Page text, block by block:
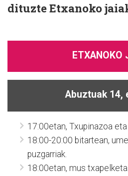
dituzte Etxanoko
ETXANOKO
Abuztuak 14,
17:00etan, Txupinazoa eta
18:00-20:00 bitartean,
puzgarriak.
18:00etan, mus txapelketa.